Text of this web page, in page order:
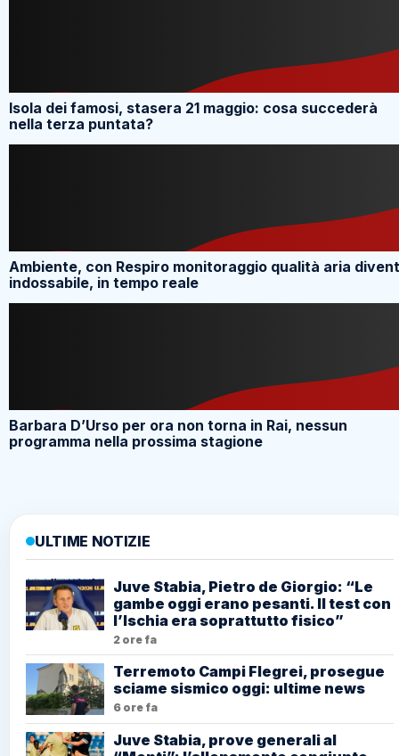
Isola dei famosi, stasera 21 maggio: cosa succederà
nella terza puntata?
Ambiente, con Respiro monitoraggio qualità aria
indossabile, in tempo reale
Barbara D’Urso per ora non torna in Rai, nessun
programma nella prossima stagione
ULTIME NOTIZIE
Juve Stabia, Pietro de Giorgio: “Le
gambe oggi erano pesanti. Il test con
l’Ischia era soprattutto fisico”
2 ore fa
Terremoto Campi Flegrei, prosegue
sciame sismico oggi: ultime news
6 ore fa
Juve Stabia, prove generali al